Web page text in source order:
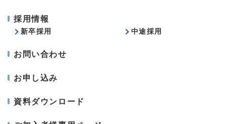
採用情報
新卒採用 中途採用
お問い合わせ
お申し込み
資料ダウンロード